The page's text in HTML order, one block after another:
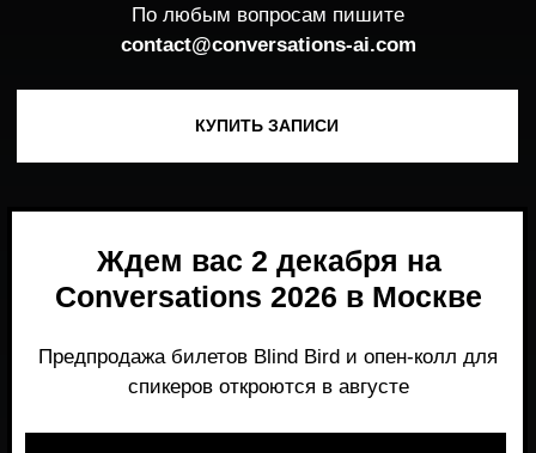
Ждем вас 2 декабря на
Conversations 2026 в Москве
ПОДПИСАТЬСЯ НА НОВОСТИ
Место, где можно получить честный,
работает и формирует рынок генеративного